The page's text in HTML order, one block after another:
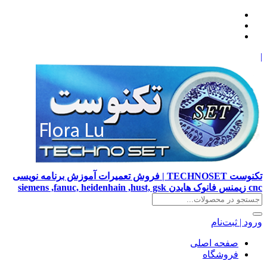
|
تکنوست TECHNOSET | فروش تعمیرات آموزش برنامه نویسی
cnc زیمنس فانوک هایدن siemens ,fanuc, heidenhain ,hust, gsk
ورود | ثبت‌نام
صفحه اصلی
فروشگاه